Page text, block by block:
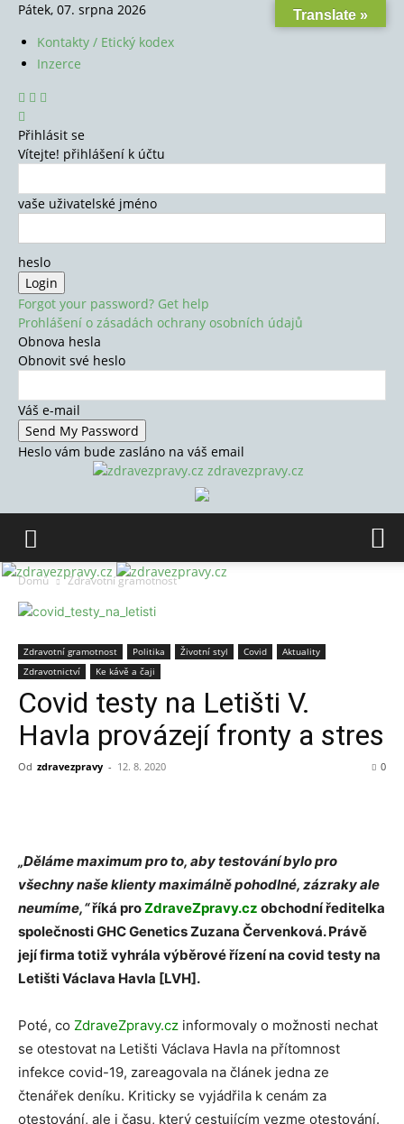
Pátek, 07. srpna 2026
Kontakty / Etický kodex
Inzerce
Přihlásit se
Vítejte! přihlášení k účtu
vaše uživatelské jméno
heslo
Forgot your password? Get help
Prohlášení o zásadách ochrany osobních údajů
Obnova hesla
Obnovit své heslo
Váš e-mail
Heslo vám bude zasláno na váš email
zdravezpravy.cz
Domů Zdravotní gramotnost
Zdravotní gramotnost Politika Životní styl Covid
Aktuality
Zdravotnictví
Ke kávě a čaji
Covid testy na Letišti V.
Havla provázejí fronty a stres
Od zdravezpravy - 12. 8. 2020 0
„Děláme maximum pro to, aby testování bylo pro
všechny naše klienty maximálně pohodlné, zázraky ale
neumíme,“říká proZdraveZpravy.cz obchodní ředitelka
společnosti GHC Genetics Zuzana Červenková. Právě
její firma totiž vyhrála výběrové řízení na covid testy na
Letišti Václava Havla [LVH].
Poté, co ZdraveZpravy.cz informovaly o možnosti nechat
se otestovat na Letišti Václava Havla na přítomnost
infekce covid-19, zareagovala na článek jedna ze
čtenářek deníku. Kriticky se vyjádřila k cenám za
otestování, ale i času, který cestujícím vezme otestování.
Translate »